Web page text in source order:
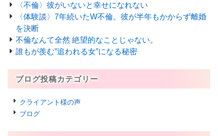
〈不倫〉彼がいないと幸せになれない
〈体験談〉7年続いたW不倫。彼が半年もかからず離婚
を決断
不倫なんて全然 絶望的なことじゃない。
誰もが羨む”追われる女”になる秘密
ブログ投稿カテゴリー
クライアント様の声
ブログ